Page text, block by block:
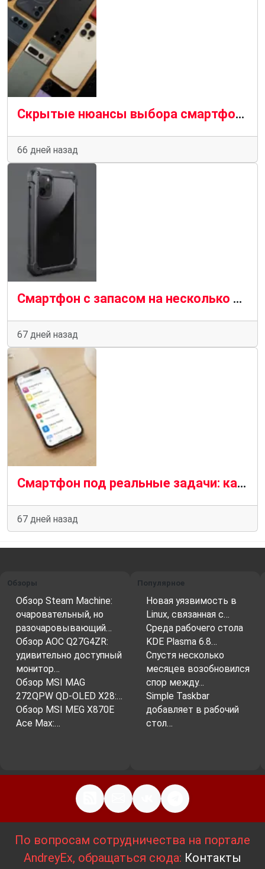
Скрытые нюансы выбора смартфона: что не видно по красивой карточке товара
66 дней назад
Смартфон с запасом на несколько лет: как понять, что модель не устареет слишком быстро
67 дней назад
Смартфон под реальные задачи: как выбрать модель, а не набор громких характеристик
67 дней назад
Обзоры
Обзор Steam Machine:
очаровательный, но
разочаровывающий…
Обзор AOC Q27G4ZR:
удивительно доступный
монитор…
Обзор MSI MAG
272QPW QD-OLED X28:…
Обзор MSI MEG X870E
Ace Max:…
Популярное
Новая уязвимость в
Linux, связанная с…
Среда рабочего стола
KDE Plasma 6.8…
Спустя несколько
месяцев возобновился
спор между…
Simple Taskbar
добавляет в рабочий
стол…
По вопросам сотрудничества на портале
AndreyEx, обращаться сюда: Контакты